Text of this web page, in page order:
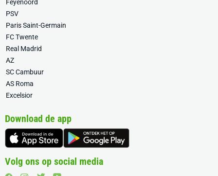
Feyenoord
PSV
Paris Saint-Germain
FC Twente
Real Madrid
AZ
SC Cambuur
AS Roma
Excelsior
Download de app
Volg ons op social media